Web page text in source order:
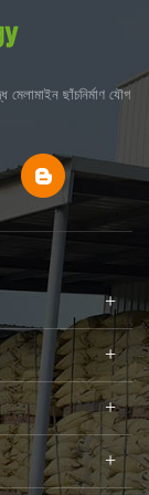
ছাঁচনির্মাণ যৌগ